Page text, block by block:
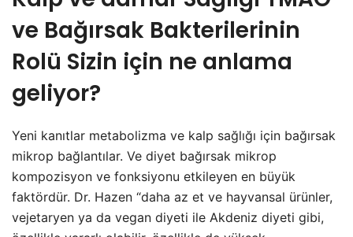
ve Bağırsak Bakterilerinin
Rolü Sizin için ne anlama
geliyor?
Yeni kanıtlar metabolizma ve kalp sağlığı için bağırsak
mikrop bağlantılar. Ve diyet bağırsak mikrop
kompozisyon ve fonksiyonu etkileyen en büyük
faktördür. Dr. Hazen “daha az et ve hayvansal ürünler,
vejetaryen ya da vegan diyeti ile Akdeniz diyeti gibi,